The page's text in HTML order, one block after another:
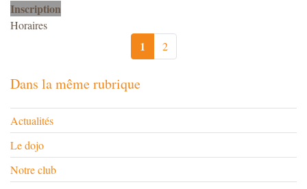
Inscription
Horaires
1 2
Dans la même rubrique
Actualités
Le dojo
Notre club